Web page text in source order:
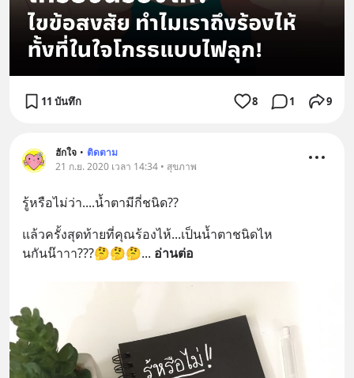
11 บันทึก 8 1 9
ฮักใจ • ติดตาม
21 ก.ย. 2020 เวลา 14:34 • สุขภาพ
รู้หรือไม่ว่า....น้ำตามีกี่ชนิด??
แล้วครั้งสุดท้ายที่คุณร้องไห้...เป็นน้ำตาชนิดไห
นกันน๊าาา???🤔🤔🤔... อ่านต่อ